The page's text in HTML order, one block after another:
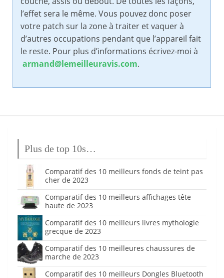
l’effet sera le même. Vous pouvez donc poser
votre patch sur la zone à traiter et vaquer à
d’autres occupations pendant que l’appareil fait
le reste. Pour plus d’informations écrivez-moi à
armand@lemeilleuravis.com.
Plus de top 10s…
Comparatif des 10 meilleurs fonds de teint pas
cher de 2023
Comparatif des 10 meilleurs affichages tête
haute de 2023
Comparatif des 10 meilleurs livres mythologie
grecque de 2023
Comparatif des 10 meilleures chaussures de
marche de 2023
Comparatif des 10 meilleurs Dongles Bluetooth